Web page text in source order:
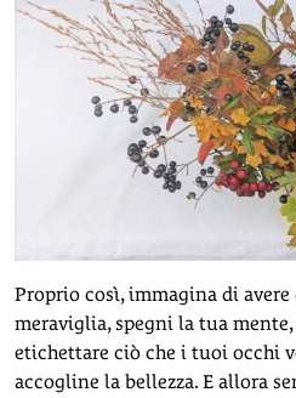
Proprio così, immagina di
meraviglia, spegni la tua
etichettare ciò che i tuoi occhi
accogline la bellezza. E allora